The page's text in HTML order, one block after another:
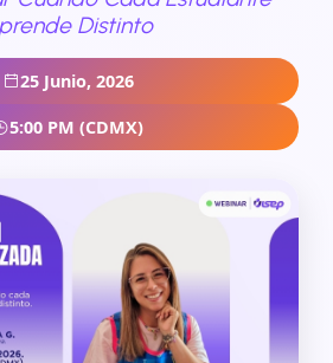
Distinto
25 Junio, 2026
5:00 PM (CDMX)